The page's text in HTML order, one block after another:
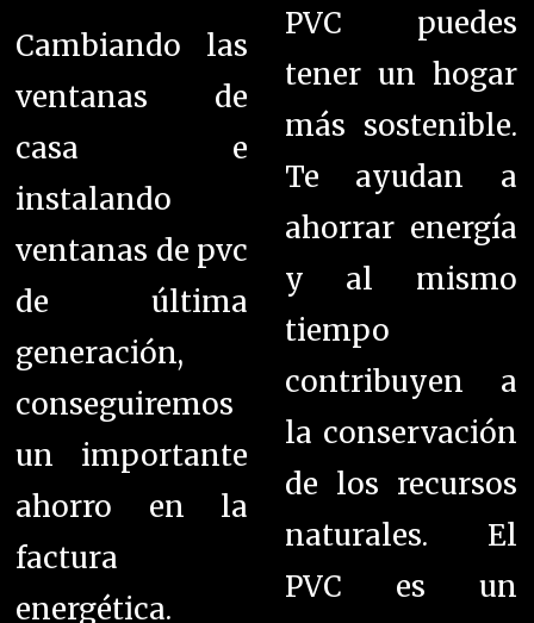
Cambiando las
ventanas de
casa e
instalando
ventanas de pvc
de última
generación,
conseguiremos
un importante
ahorro en la
factura
energética.
PVC puedes
tener un hogar
más sostenible.
Te ayudan a
ahorrar energía
y al mismo
tiempo
contribuyen a
la conservación
de los recursos
naturales. El
PVC es un